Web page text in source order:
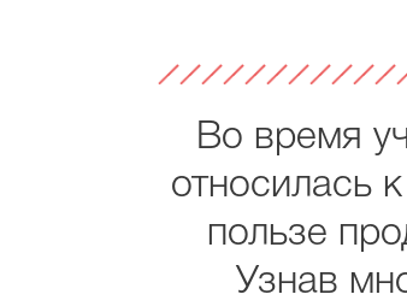
Во время
относилась
пользе
Узнав